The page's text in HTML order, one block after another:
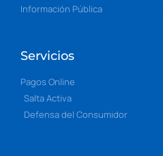
Información Pública
Servicios
Pagos Online
Salta Activa
Defensa del Consumidor